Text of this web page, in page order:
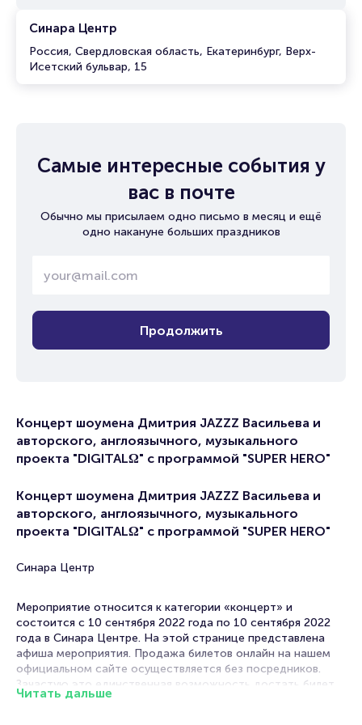
Синара Центр
Россия, Свердловская область, Екатеринбург, Верх-
Исетский бульвар, 15
Самые интересные события у
вас в почте
Обычно мы присылаем одно письмо в месяц и ещё
одно накануне больших праздников
Продолжить
Концерт шоумена Дмитрия JAZZZ Васильева и
авторского, англоязычного, музыкального
проекта "DIGITALΩ" с программой "SUPER HERO"
Концерт шоумена Дмитрия JAZZZ Васильева и
авторского, англоязычного, музыкального
проекта "DIGITALΩ" с программой "SUPER HERO"
Синара Центр
Мероприятие относится к категории «концерт» и
состоится с 10 сентября 2022 года по 10 сентября 2022
года в Синара Центре. На этой странице представлена
афиша мероприятия. Продажа билетов онлайн на нашем
официальном сайте осуществляется без посредников.
Зачастую это единственная возможность достать билет
на концерт.
Читать дальше